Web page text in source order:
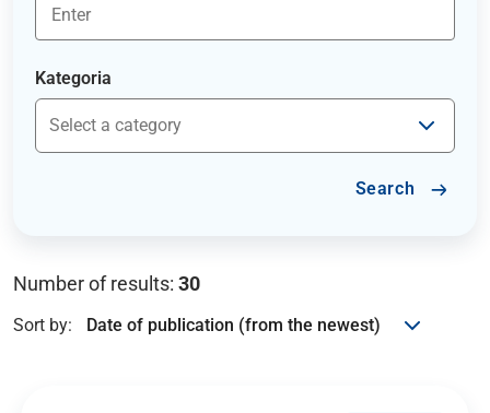
Kategoria
Search
Number of results: 30
Sort by: